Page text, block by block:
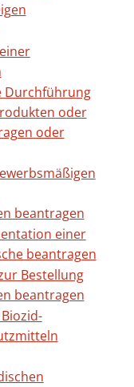
Durchführung
oder
oder
beantragen
einer
beantragen
Bestellung
beantragen